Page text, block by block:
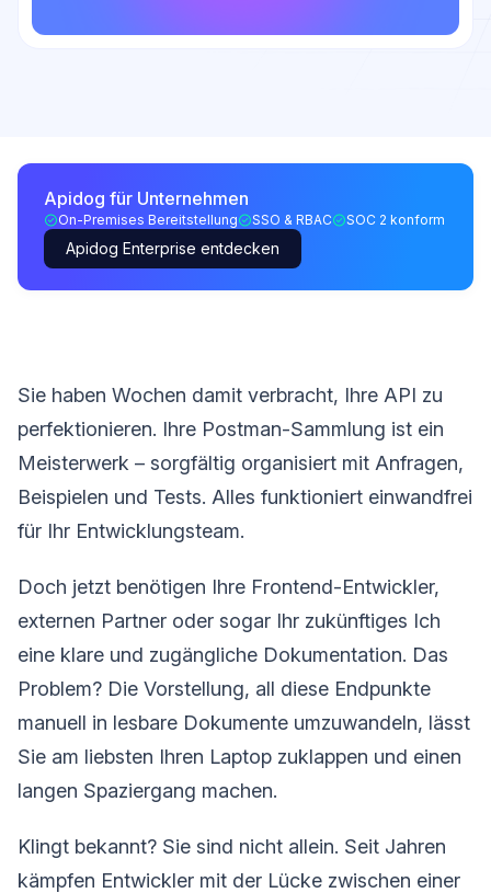
Apidog für Unternehmen
On-Premises Bereitstellung SSO & RBAC SOC 2 konform
Apidog Enterprise entdecken
Sie haben Wochen damit verbracht, Ihre API zu
perfektionieren. Ihre Postman-Sammlung ist ein
Meisterwerk – sorgfältig organisiert mit Anfragen,
Beispielen und Tests. Alles funktioniert einwandfrei
für Ihr Entwicklungsteam.
Doch jetzt benötigen Ihre Frontend-Entwickler,
externen Partner oder sogar Ihr zukünftiges Ich
eine klare und zugängliche Dokumentation. Das
Problem? Die Vorstellung, all diese Endpunkte
manuell in lesbare Dokumente umzuwandeln, lässt
Sie am liebsten Ihren Laptop zuklappen und einen
langen Spaziergang machen.
Klingt bekannt? Sie sind nicht allein. Seit Jahren
kämpfen Entwickler mit der Lücke zwischen einer